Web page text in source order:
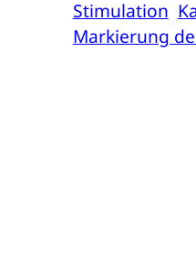
Stimulation
Markierung